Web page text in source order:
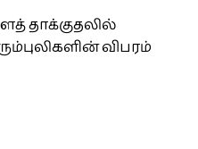
தாக்குதலில்
விபரம்